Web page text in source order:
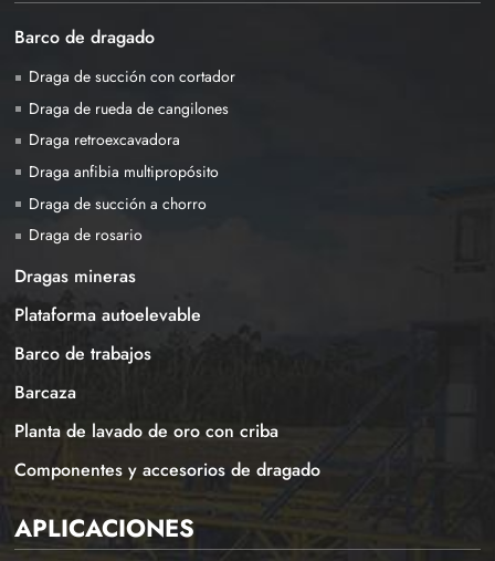
Barco de dragado
Draga de succión con cortador
Draga de rueda de cangilones
Draga retroexcavadora
Draga anfibia multipropósito
Draga de succión a chorro
Draga de rosario
Dragas mineras
Plataforma autoelevable
Barco de trabajos
Barcaza
Planta de lavado de oro con criba
Componentes y accesorios de dragado
APLICACIONES